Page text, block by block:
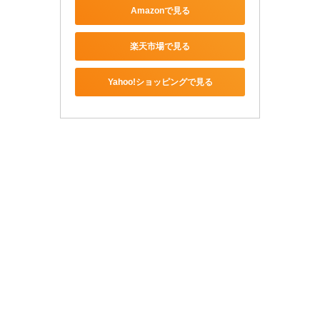
Amazonで見る
楽天市場で見る
Yahoo!ショッピングで見る